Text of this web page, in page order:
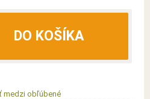
DO KOŠÍKA
medzi obľúbené